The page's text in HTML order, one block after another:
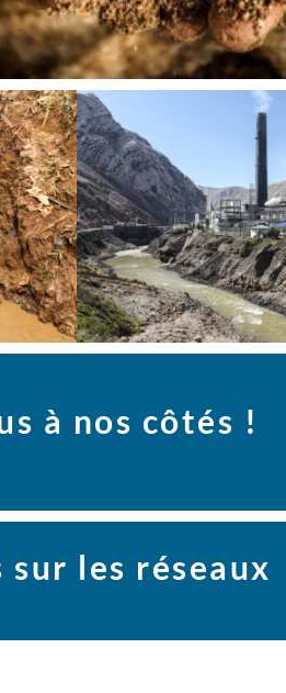
à nos côtés !
sur les réseaux